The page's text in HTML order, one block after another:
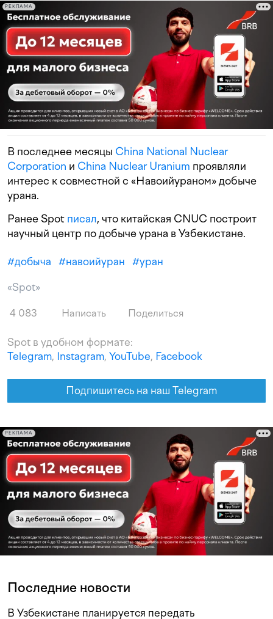
РЕКЛАМА
В последнее месяцы China National Nuclear
Corporation и China Nuclear Uranium проявляли
интерес к совместной с «Навоийураном» добыче
урана.
Ранее Spot писал, что китайская CNUC построит
научный центр по добыче урана в Узбекистане.
#добыча #навоийуран #уран
«Spot»
4 083 Написать Поделиться
Spot в удобном формате:
Telegram, Instagram, YouTube, Facebook
Подпишитесь на наш Telegram
РЕКЛАМА
Последние новости
В Узбекистане планируется передать